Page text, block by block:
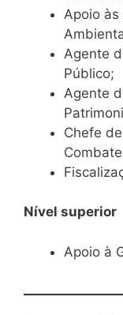
Apoio
Agente
Público;
Agente
Chefe
Nível superior
Apoio à